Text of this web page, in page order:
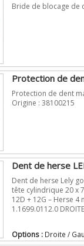
Bride de blocage de
Protection de
Protection de dent
Origine : 38100215
Dent de herse
Dent de herse Lely
tête cylindrique 20 x
12D + 12G – Herse 4
1.1699.0112.0
Options : Droite /